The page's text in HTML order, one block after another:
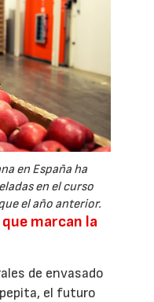
en España ha
en el curso
el año anterior.
marcan la
de envasado
el futuro